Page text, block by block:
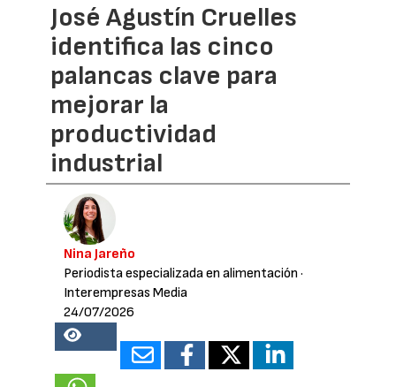
José Agustín Cruelles
identifica las cinco
palancas clave para
mejorar la
productividad
industrial
Nina Jareño
Periodista especializada en alimentación ·
Interempresas Media
24/07/2026
21718